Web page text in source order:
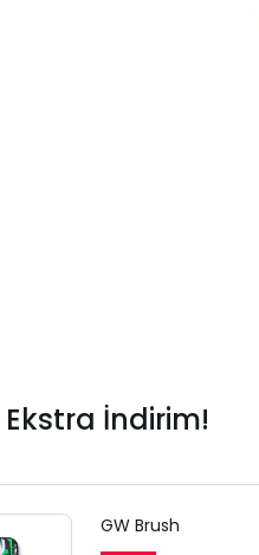
Ekstra İndirim!
GW Brush